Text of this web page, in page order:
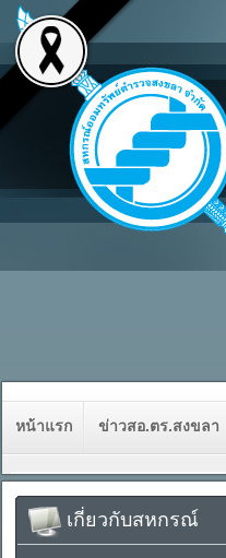
หน้าแรก ข่าวสอ.ตร.สงขลา
เกี่ยวกับสหกรณ์